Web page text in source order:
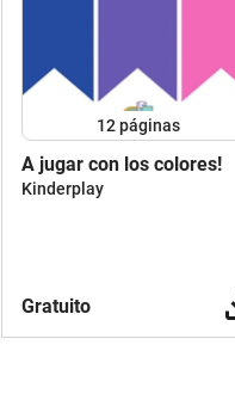
12páginas
A jugar con los colores!
Kinderplay
Gratuito